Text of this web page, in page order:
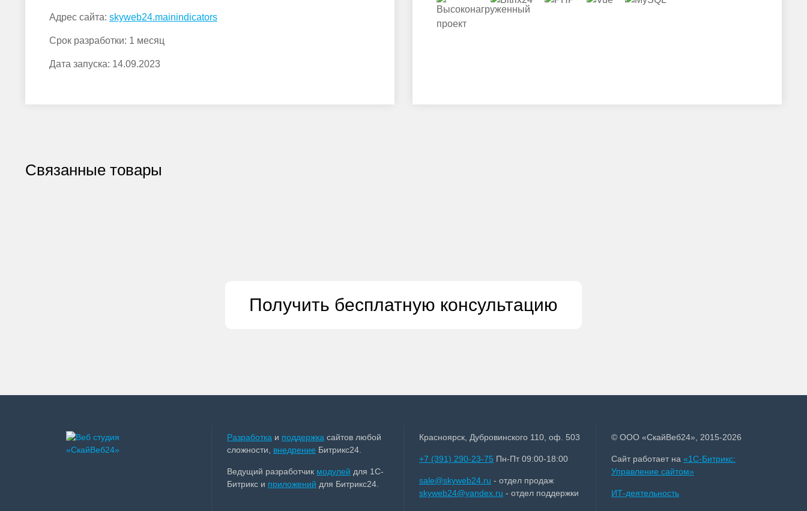
Адрес сайта: skyweb24.mainindicators
Срок разработки: 1 месяц
Дата запуска: 14.09.2023
Связанные товары
Получить бесплатную консультацию
Разработка и поддержка сайтов любой
сложности, внедрение Битрикс24.
Ведущий разработчик модулей для 1С-
Битрикс и приложений для Битрикс24.
Красноярск, Дубровинского 110, оф. 503
+7 (391) 290-23-75 Пн-Пт 09:00-18:00
sale@skyweb24.ru - отдел продаж
skyweb24@yandex.ru - отдел поддержки
© ООО «СкайВеб24», 2015-2026
Сайт работает на «1С-Битрикс:
Управление сайтом»
ИТ-деятельность